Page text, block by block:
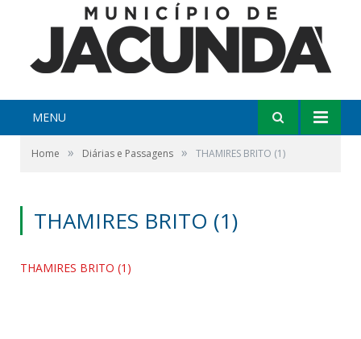
MENU
Home » Diárias e Passagens » THAMIRES BRITO (1)
THAMIRES BRITO (1)
THAMIRES BRITO (1)